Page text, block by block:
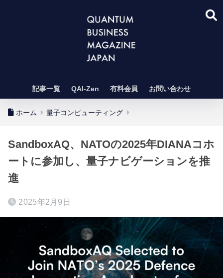
記事一覧 QAI-Zen 有料会員 お問い合わせ
ホーム 量子コンピューティング
SandboxAQ、NATOの2025年DIANAコホ
ートに参加し、量子ナビゲーションを推
進
2025年2月9日